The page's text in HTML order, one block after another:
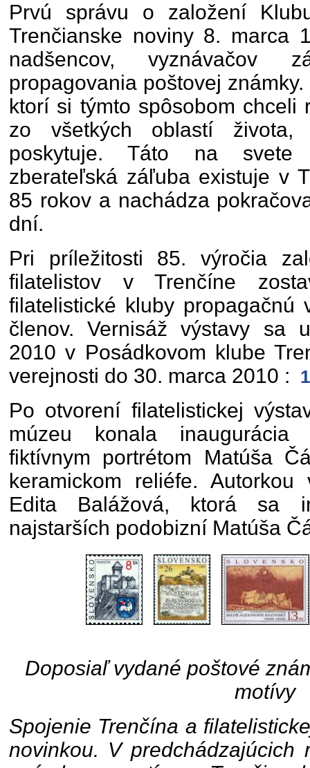
Prvú správu o založení
Trenčianske noviny 8. marca
nadšencov, vyznávačov
propagovania poštovej
ktorí si týmto spôsobom chceli
zo všetkých oblastí života,
poskytuje. Táto na svete
zberateľská záľuba existuje v
85 rokov a nachádza
dní.
Pri príležitosti 85. výročia
filatelistov v Trenčíne
filatelistické kluby propagačnú
členov. Vernisáž výstavy sa
2010 v Posádkovom klube
verejnosti do 30. marca 2010 :
Po otvorení filatelistickej
múzeu konala
fiktívnym portrétom Matúša
keramickom reliéfe.
Edita Balážová, ktorá sa
najstarších podobizní Matúša
Doposiaľ vydané poštové
motívy
Spojenie Trenčína a
novinkou. V predchádzajúcich